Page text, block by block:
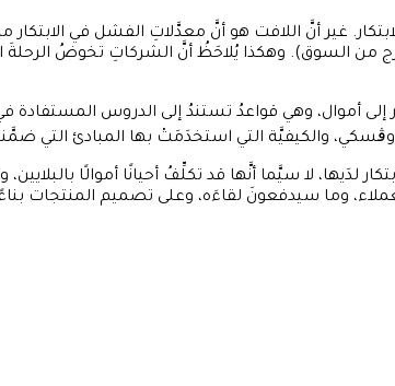
غير أنَّ اللافت هو أنَّ معدَّلاتِ الفشل في
من السوق). وهكذا يُلاحَظُ أنَّ الشركاتِ تخوضُ الرحلةَ
والكيفيَّة التي استخدَمَتْ بها المبادئ التي
لدَيها، لا سيَّما أنَّها قد تكلِّفُ أحيانًا أموالًا
وما سيدفعونَ لقاءَه، وعلى تصميم المنتجات